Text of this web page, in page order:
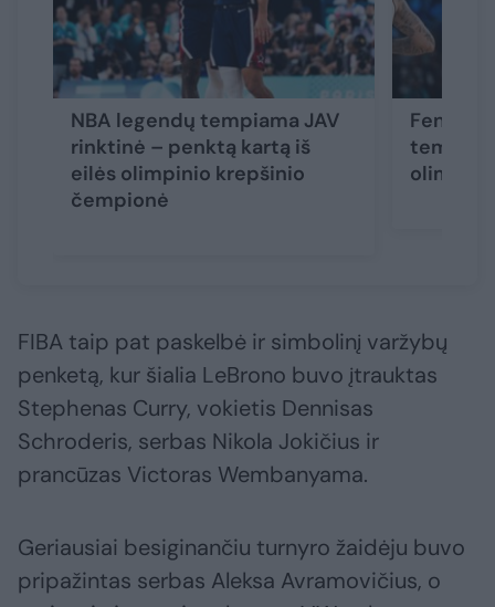
NBA legendų tempiama JAV
rinktinė – penktą kartą iš
eilės olimpinio krepšinio
čempionė
FIBA taip pat paskelbė ir simbolinį varžybų
penketą, kur šialia LeBrono buvo įtrauktas
Stephenas Curry, vokietis Dennisas
Schroderis, serbas Nikola Jokičius ir
prancūzas Victoras Wembanyama.
Geriausiai besiginančiu turnyro žaidėju buvo
pripažintas serbas Aleksa Avramovičius, o